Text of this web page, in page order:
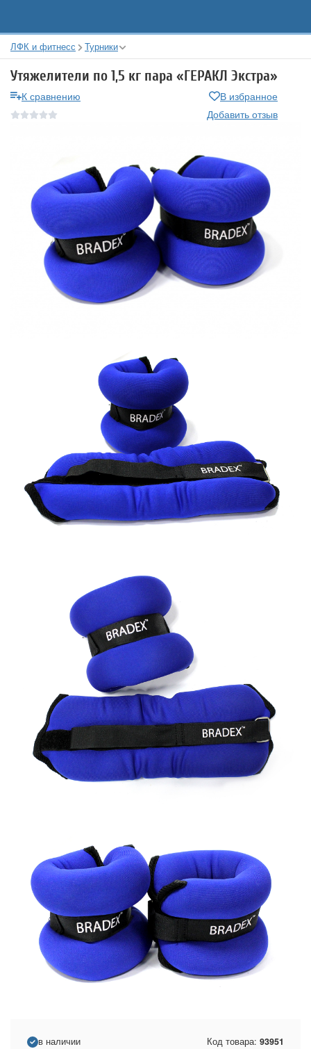
ЛФК и фитнесс Турники
Утяжелители по 1,5 кг пара «ГЕРАКЛ Экстра»
К сравнению
В избранное
Добавить отзыв
в наличии Код товара: 93951